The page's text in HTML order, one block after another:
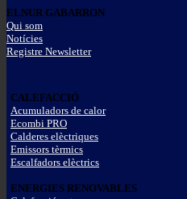
ELNUR GABARRON
Qui som
Notícies
Registre Newsletter
CALEFACCIÓ
Acumuladors de calor
Ecombi PRO
Calderes elèctriques
Emissors tèrmics
Escalfadors elèctrics
ENERGIES RENOVABLES